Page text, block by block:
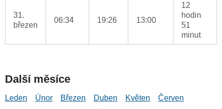
31.
březen
06:34 19:26 13:00
12
hodin
51
minut
Další měsíce
Leden Únor Březen Duben Květen
Červen